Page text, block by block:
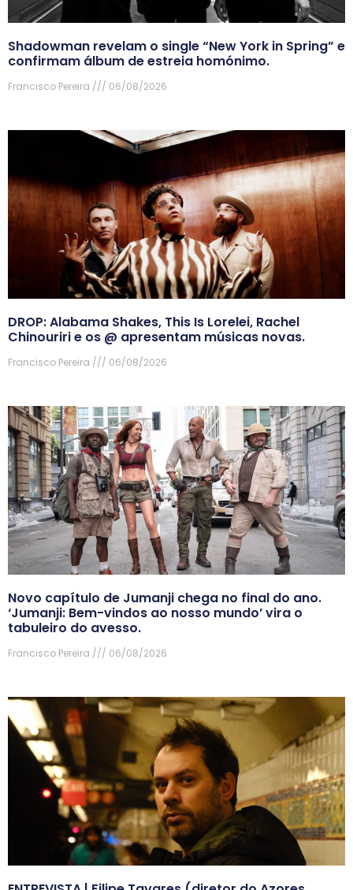
Shadowman revelam o single “New York in Spring” e
confirmam álbum de estreia homónimo.
Francisco Pereira 06/08/2026
DROP: Alabama Shakes, This Is Lorelei, Rachel
Chinouriri e os @ apresentam músicas novas.
Francisco Pereira 06/08/2026
Novo capítulo de Jumanji chega no final do ano.
‘Jumanji: Bem-vindos ao nosso mundo’ vira o
tabuleiro do avesso.
Francisco Pereira 06/08/2026